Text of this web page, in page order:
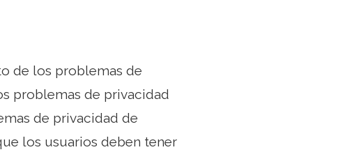
de los problemas de
problemas de privacidad
de privacidad de
los usuarios deben tener